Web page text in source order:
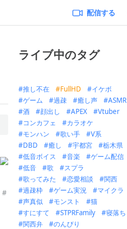
配信する
#
ライブ中のタグ
推し不在 FullHD
イケボ
ゲーム
過疎 癒し声
ASMR
酒
顔出し APEX
Vtuber
コンカフェ
カラオケ
モンハン
歌い手
V系
DBD
癒し 宇都宮
栃木県
低音ボイス
音楽
ゲーム配信
低音
歌
スプラ
歌ってみた
恋愛相談
関西
過疎枠
ゲーム実況
マイクラ
声真似
モンスト
猫
すにすて
STPRFamily
寝落ち
関西弁
のんびり